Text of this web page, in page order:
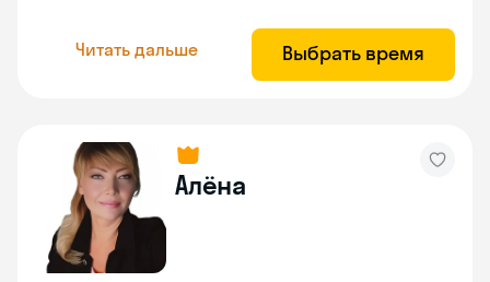
Читать дальше Выбрать время
Алёна